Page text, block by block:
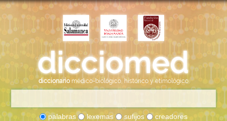
diccionario médico-biológico, histórico y etimológico
palabras lexemas sufijos creadores